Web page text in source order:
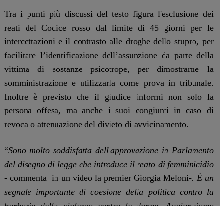
Tra i punti più discussi del testo figura l'esclusione dei
reati del Codice rosso dal limite di 45 giorni per le
intercettazioni e il contrasto alle droghe dello stupro, per
facilitare l’identificazione dell’assunzione da parte della
vittima di sostanze psicotrope, per dimostrarne la
somministrazione e utilizzarla come prova in tribunale.
Inoltre è previsto che il giudice informi non solo la
persona offesa, ma anche i suoi congiunti in caso di
revoca o attenuazione del divieto di avvicinamento.
“Sono molto soddisfatta dell'approvazione in Parlamento
del disegno di legge che introduce il reato di femminicidio
- commenta in un video la premier Giorgia Meloni-. È un
segnale importante di coesione della politica contro la